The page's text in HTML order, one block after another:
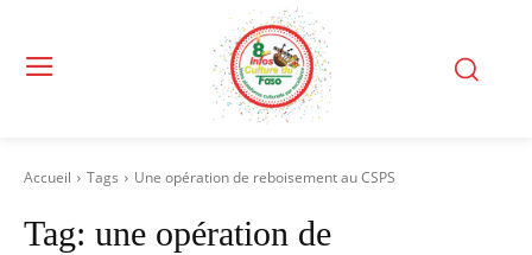
Accueil Tags Une opération de reboisement au CSPS
Tag: une opération de